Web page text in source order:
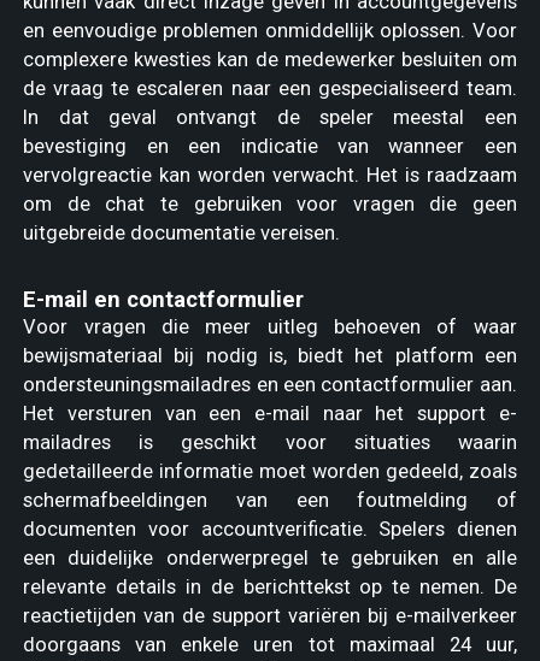
en eenvoudige problemen onmiddellijk oplossen. Voor
complexere kwesties kan de medewerker besluiten om
de vraag te escaleren naar een gespecialiseerd team.
In dat geval ontvangt de speler meestal een
bevestiging en een indicatie van wanneer een
vervolgreactie kan worden verwacht. Het is raadzaam
om de chat te gebruiken voor vragen die geen
uitgebreide documentatie vereisen.
E-mail en contactformulier
Voor vragen die meer uitleg behoeven of waar
bewijsmateriaal bij nodig is, biedt het platform een
ondersteuningsmailadres en een contactformulier aan.
Het versturen van een e-mail naar het support e-
mailadres is geschikt voor situaties waarin
gedetailleerde informatie moet worden gedeeld, zoals
schermafbeeldingen van een foutmelding of
documenten voor accountverificatie. Spelers dienen
een duidelijke onderwerpregel te gebruiken en alle
relevante details in de berichttekst op te nemen. De
reactietijden van de support variëren bij e-mailverkeer
doorgaans van enkele uren tot maximaal 24 uur,